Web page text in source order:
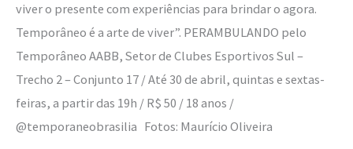
viver o presente com experiências para brindar o agora.
Temporâneo é a arte de viver”. PERAMBULANDO pelo
Temporâneo AABB, Setor de Clubes Esportivos Sul –
Trecho 2 – Conjunto 17 / Até 30 de abril, quintas e sextas-
feiras, a partir das 19h / R$ 50 / 18 anos /
@temporaneobrasilia Fotos: Maurício Oliveira